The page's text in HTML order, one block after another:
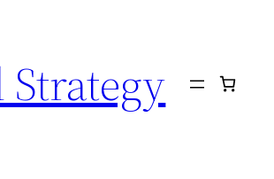
Strategy